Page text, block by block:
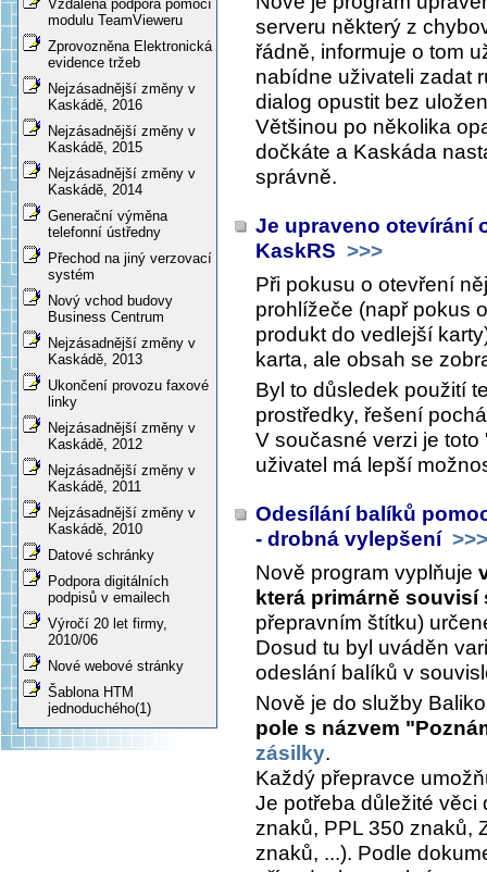
Vzdálená podpora pomocí
modulu TeamVieweru
Zprovozněna Elektronická
evidence tržeb
Nejzásadnější změny v
Kaskádě, 2016
Nejzásadnější změny v
Kaskádě, 2015
Nejzásadnější změny v
Kaskádě, 2014
Generační výměna
telefonní ústředny
Přechod na jiný verzovací
systém
Nový vchod budovy
Business Centrum
Nejzásadnější změny v
Kaskádě, 2013
Ukončení provozu faxové
linky
Nejzásadnější změny v
Kaskádě, 2012
Nejzásadnější změny v
Kaskádě, 2011
Nejzásadnější změny v
Kaskádě, 2010
Datové schránky
Podpora digitálních
podpisů v emailech
Výročí 20 let firmy,
2010/06
Nové webové stránky
Šablona HTM
jednoduchého(1)
serveru některý z
řádně, informuje o tom
nabídne uživateli zadat
dialog opustit bez
Většinou po několika
dočkáte a Kaskáda
správně.
Je upraveno otevírání
KaskRS >>>
Při pokusu o otevření
prohlížeče (např pokus
produkt do vedlejší
karta, ale obsah se
Byl to důsledek použití
prostředky, řešení
V současné verzi je
uživatel má lepší
Odesílání balíků
- drobná vylepšení >>>
Nově program vyplňuje
která primárně souvisí
přepravním štítku)
Dosud tu byl uváděn
odeslání balíků v
Nově je do služby
pole s názvem
zásilky.
Každý přepravce
Je potřeba důležité věci
znaků, PPL 350 znaků,
znaků, ...). Podle